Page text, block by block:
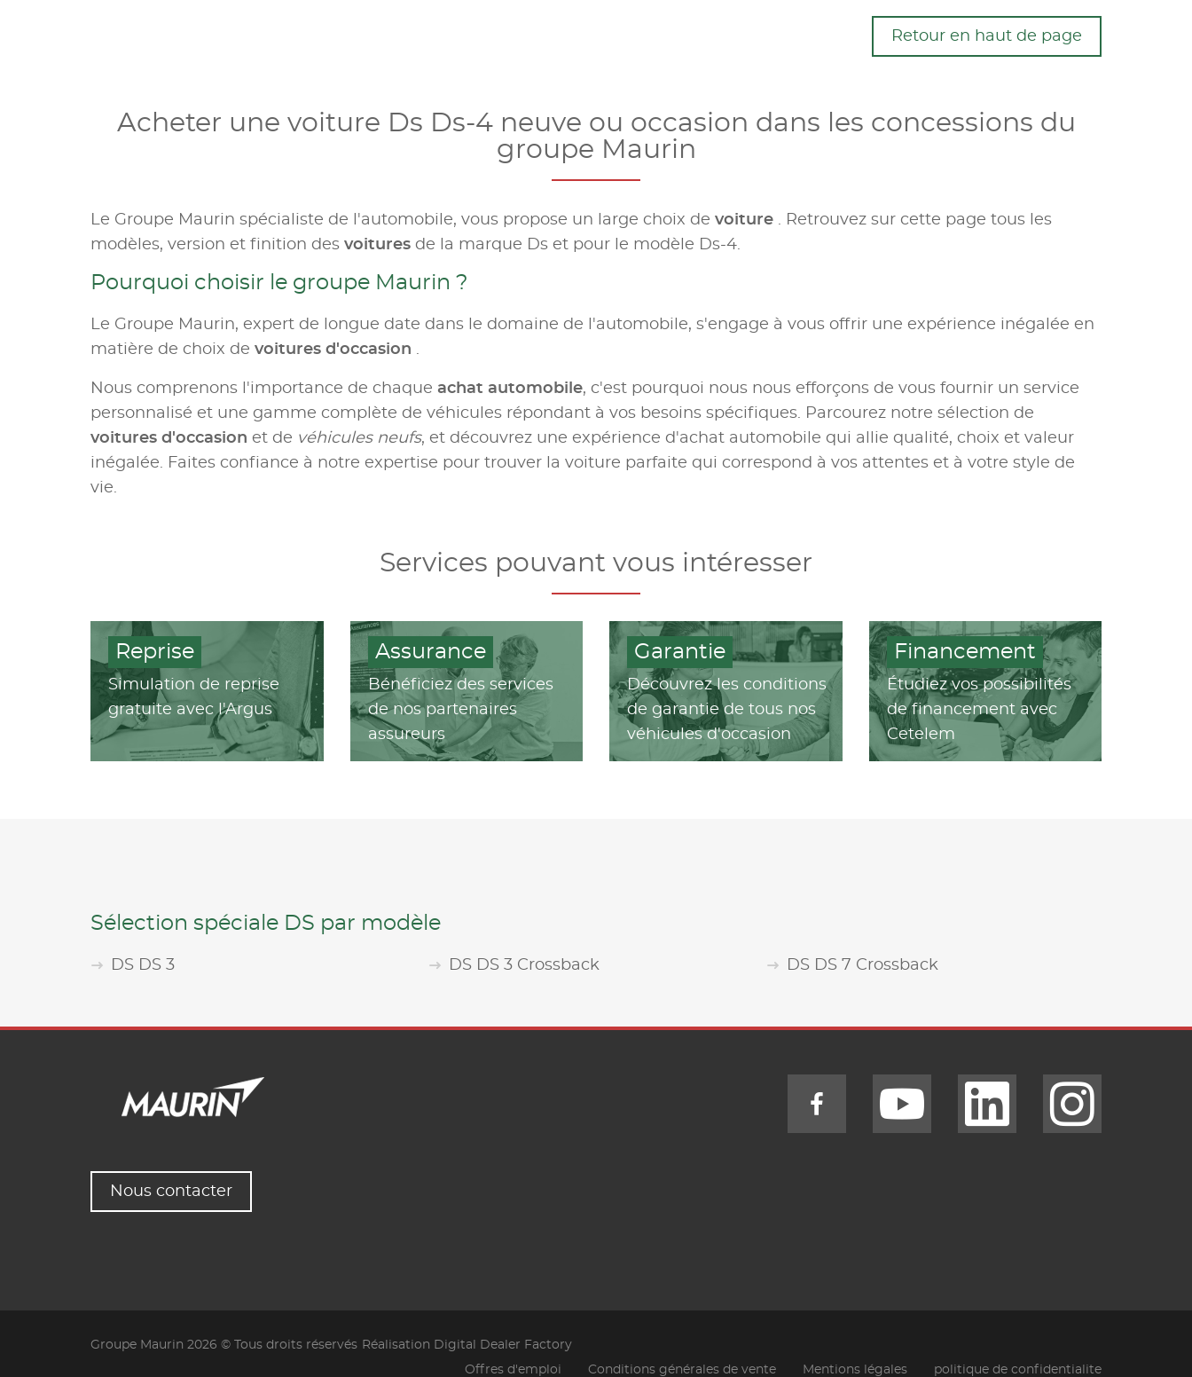
Retour en haut de page
Acheter une voiture Ds Ds-4 neuve ou occasion dans les concessions du
groupe Maurin
Le Groupe Maurin spécialiste de l'automobile, vous propose un large choix de voiture . Retrouvez sur cette page tous les
modèles, version et finition des voitures de la marque Ds et pour le modèle Ds-4.
Pourquoi choisir le groupe Maurin ?
Le Groupe Maurin, expert de longue date dans le domaine de l'automobile, s'engage à vous offrir une expérience inégalée en
matière de choix de voitures d'occasion .
Nous comprenons l'importance de chaque achat automobile, c'est pourquoi nous nous efforçons de vous fournir un service
personnalisé et une gamme complète de véhicules répondant à vos besoins spécifiques. Parcourez notre sélection de
voitures d'occasion et de véhicules neufs, et découvrez une expérience d'achat automobile qui allie qualité, choix et valeur
inégalée. Faites confiance à notre expertise pour trouver la voiture parfaite qui correspond à vos attentes et à votre style de
vie.
Services pouvant vous intéresser
Reprise
Simulation de reprise
gratuite avec l'Argus
Assurance
Bénéficiez des services
de nos partenaires
assureurs
Garantie
Découvrez les conditions
de garantie de tous nos
véhicules d'occasion
Financement
Étudiez vos possibilités
de financement avec
Cetelem
Sélection spéciale DS par modèle
DS DS 3 DS DS 3 Crossback DS DS 7 Crossback
Nous contacter
Groupe Maurin 2026 © Tous droits réservés Réalisation Digital Dealer Factory
Offres d'emploi
Conditions générales de vente Mentions légales politique de confidentialite